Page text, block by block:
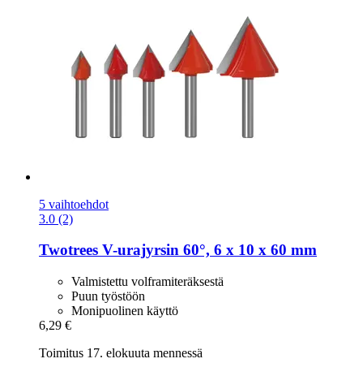
5 vaihtoehdot
3.0 (2)
Twotrees V-​urajyrsin 60°, 6 x 10 x 60 mm
Valmistettu volframiteräksestä
Puun työstöön
Monipuolinen käyttö
6,29 €
Toimitus 17. elokuuta mennessä